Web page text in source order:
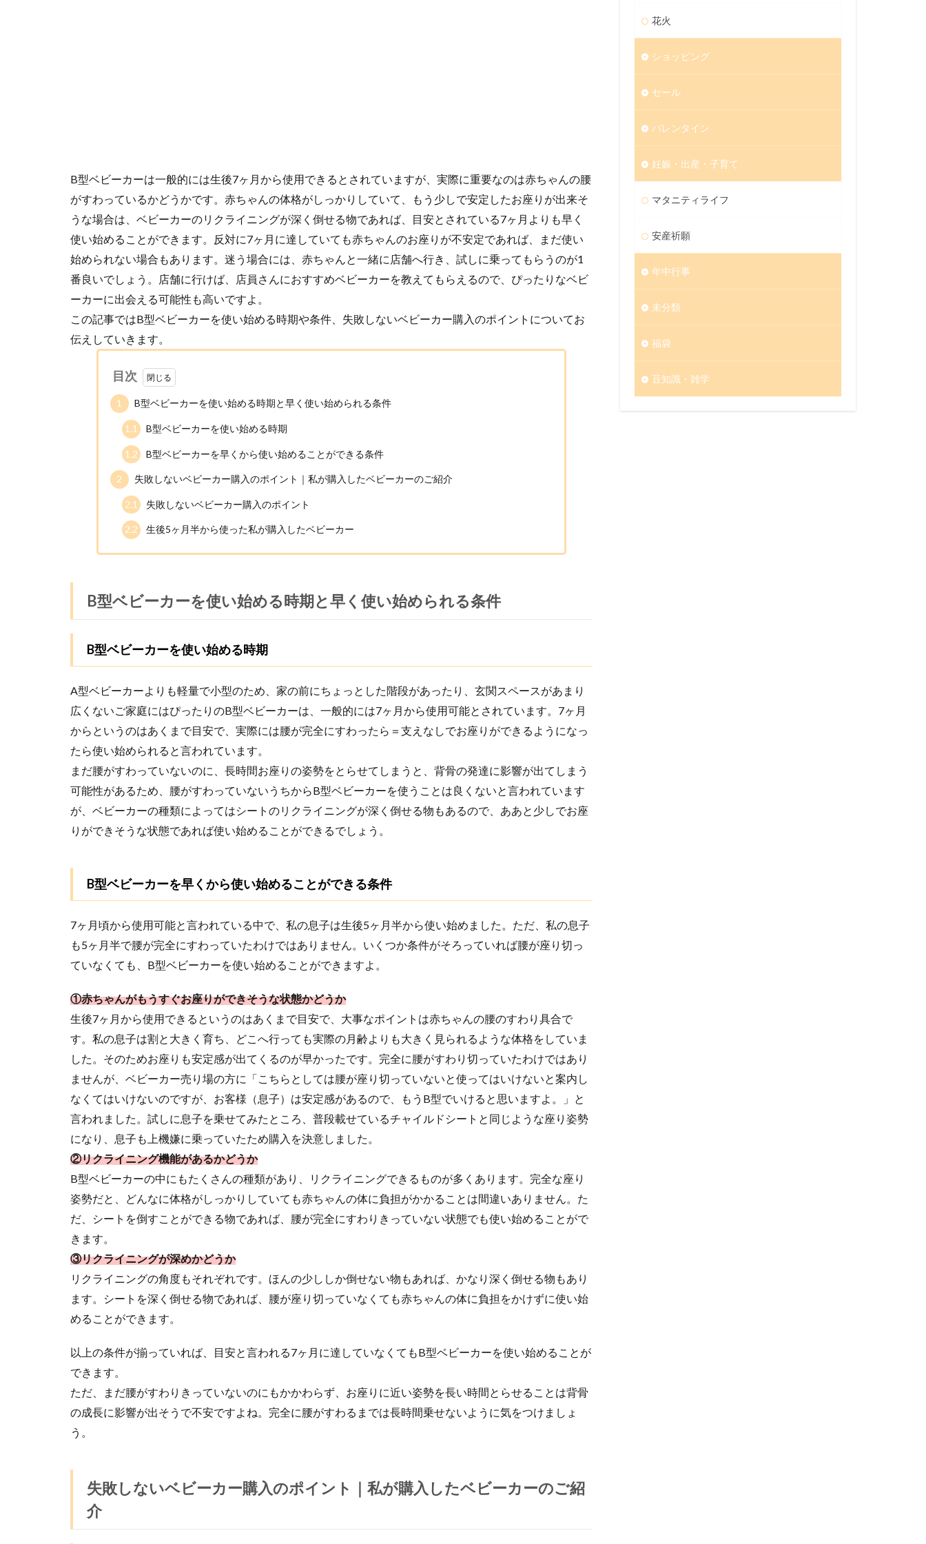
B型ベビーカーは一般的には生後7ヶ月から使用できるとされていますが、実際に重要なのは赤ちゃんの腰
がすわっているかどうかです。赤ちゃんの体格がしっかりしていて、もう少しで安定したお座りが出来そ
うな場合は、ベビーカーのリクライニングが深く倒せる物であれば、目安とされている7ヶ月よりも早く
使い始めることができます。反対に7ヶ月に達していても赤ちゃんのお座りが不安定であれば、まだ使い
始められない場合もあります。迷う場合には、赤ちゃんと一緒に店舗へ行き、試しに乗ってもらうのが1
番良いでしょう。店舗に行けば、店員さんにおすすめベビーカーを教えてもらえるので、ぴったりなベビ
ーカーに出会える可能性も高いですよ。
この記事ではB型ベビーカーを使い始める時期や条件、失敗しないベビーカー購入のポイントについてお
伝えしていきます。
目次
1 B型ベビーカーを使い始める時期と早く使い始められる条件
1.1 B型ベビーカーを使い始める時期
1.2 B型ベビーカーを早くから使い始めることができる条件
2 失敗しないベビーカー購入のポイント｜私が購入したベビーカーのご紹介
2.1 失敗しないベビーカー購入のポイント
2.2 生後5ヶ月半から使った私が購入したベビーカー
B型ベビーカーを使い始める時期と早く使い始められる条件
B型ベビーカーを使い始める時期
A型ベビーカーよりも軽量で小型のため、家の前にちょっとした階段があったり、玄関スペースがあまり
広くないご家庭にはぴったりのB型ベビーカーは、一般的には7ヶ月から使用可能とされています。7ヶ月
からというのはあくまで目安で、実際には腰が完全にすわったら＝支えなしでお座りができるようになっ
たら使い始められると言われています。
まだ腰がすわっていないのに、長時間お座りの姿勢をとらせてしまうと、背骨の発達に影響が出てしまう
可能性があるため、腰がすわっていないうちからB型ベビーカーを使うことは良くないと言われています
が、ベビーカーの種類によってはシートのリクライニングが深く倒せる物もあるので、ああと少しでお座
りができそうな状態であれば使い始めることができるでしょう。
B型ベビーカーを早くから使い始めることができる条件
7ヶ月頃から使用可能と言われている中で、私の息子は生後5ヶ月半から使い始めました。ただ、私の息子
も5ヶ月半で腰が完全にすわっていたわけではありません。いくつか条件がそろっていれば腰が座り切っ
ていなくても、B型ベビーカーを使い始めることができますよ。
①赤ちゃんがもうすぐお座りができそうな状態かどうか
生後7ヶ月から使用できるというのはあくまで目安で、大事なポイントは赤ちゃんの腰のすわり具合で
す。私の息子は割と大きく育ち、どこへ行っても実際の月齢よりも大きく見られるような体格をしていま
した。そのためお座りも安定感が出てくるのが早かったです。完全に腰がすわり切っていたわけではあり
ませんが、ベビーカー売り場の方に「こちらとしては腰が座り切っていないと使ってはいけないと案内し
なくてはいけないのですが、お客様（息子）は安定感があるので、もうB型でいけると思いますよ。」と
言われました。試しに息子を乗せてみたところ、普段載せているチャイルドシートと同じような座り姿勢
になり、息子も上機嫌に乗っていたため購入を決意しました。
②リクライニング機能があるかどうか
B型ベビーカーの中にもたくさんの種類があり、リクライニングできるものが多くあります。完全な座り
姿勢だと、どんなに体格がしっかりしていても赤ちゃんの体に負担がかかることは間違いありません。た
だ、シートを倒すことができる物であれば、腰が完全にすわりきっていない状態でも使い始めることがで
きます。
③リクライニングが深めかどうか
リクライニングの角度もそれぞれです。ほんの少ししか倒せない物もあれば、かなり深く倒せる物もあり
ます。シートを深く倒せる物であれば、腰が座り切っていなくても赤ちゃんの体に負担をかけずに使い始
めることができます。
以上の条件が揃っていれば、目安と言われる7ヶ月に達していなくてもB型ベビーカーを使い始めることが
できます。
ただ、まだ腰がすわりきっていないのにもかかわらず、お座りに近い姿勢を長い時間とらせることは背骨
の成長に影響が出そうで不安ですよね。完全に腰がすわるまでは長時間乗せないように気をつけましょ
う。
失敗しないベビーカー購入のポイント｜私が購入したベビーカーのご紹
介
花火
ショッピング
セール
バレンタイン
妊娠・出産・子育て
マタニティライフ
安産祈願
年中行事
未分類
福袋
豆知識・雑学